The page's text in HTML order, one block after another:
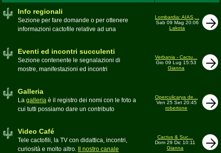
Info regionali
Sezione per fare domande o per ottenere
informazioni cactofile relative ad una
Lombardia: AIAS,...
Sab 09 Mag 20:06
Lakota
Eventi ed incontri succulenti
Sezione contenente le segnalazioni di
mostre, manifestazioni ed incontri
Verbania - Cactu...
Gio 09 Lug 15:53
Gianna
Galleria
La galleriaè il registro dei nomi con le foto a
cui tutti possiamo dare un contributo
spazio discutiamo SOLO di errori,
inesattezze, idee e altro inerenti l'argomento
Operculicarya de...
Ven 25 Set 20:45
robertone
Video Café
Tele cactofili, la TV con didattica, incontri,
curiosità e molto altro.
Il nostro canale
Cactus & Suc...
Dom 29 Dic 10:11
Gianna